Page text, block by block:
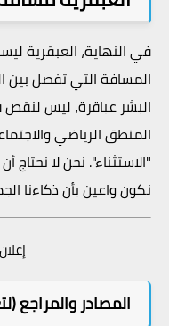
في النهاية، العبقرية
المسافة التي تفصل بين
البشر عباقرة، ليس
المنطق الرياضي
"الاستثناء". نحن لا نحتاج
نكون واعين بأن ذكاءنا
المصادر والمراجع